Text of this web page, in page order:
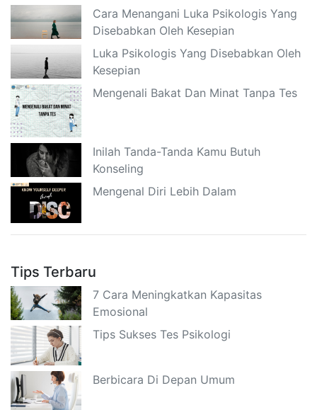
Cara Menangani Luka Psikologis Yang
Disebabkan Oleh Kesepian
Luka Psikologis Yang Disebabkan Oleh
Kesepian
Mengenali Bakat Dan Minat Tanpa Tes
Inilah Tanda-Tanda Kamu Butuh
Konseling
Mengenal Diri Lebih Dalam
Tips Terbaru
7 Cara Meningkatkan Kapasitas
Emosional
Tips Sukses Tes Psikologi
Berbicara Di Depan Umum